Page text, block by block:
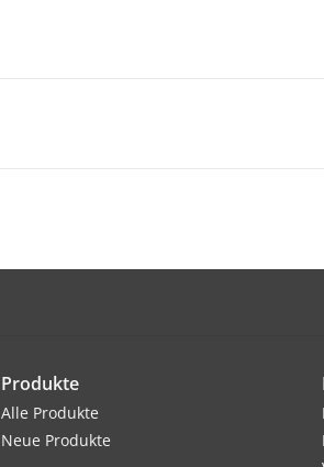
Produkte
Alle Produkte
Neue Produkte